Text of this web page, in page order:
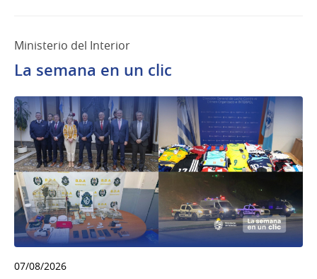
Ministerio del Interior
La semana en un clic
07/08/2026